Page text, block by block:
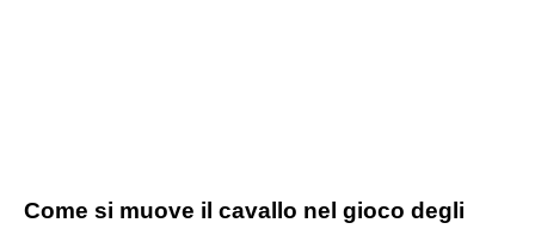
Come si muove il cavallo nel gioco degli